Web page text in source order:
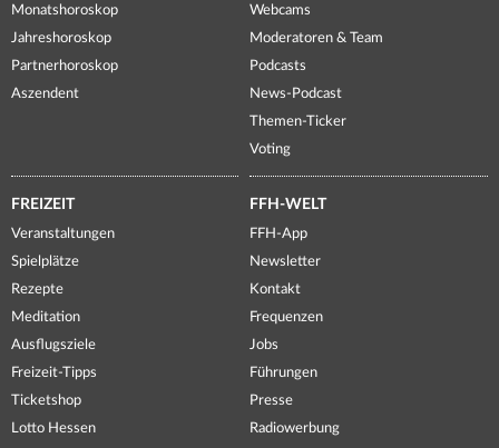
Monatshoroskop
Jahreshoroskop
Partnerhoroskop
Aszendent
Webcams
Moderatoren & Team
Podcasts
News-Podcast
Themen-Ticker
Voting
FREIZEIT
Veranstaltungen
Spielplätze
Rezepte
Meditation
Ausflugsziele
Freizeit-Tipps
Ticketshop
Lotto Hessen
FFH-WELT
FFH-App
Newsletter
Kontakt
Frequenzen
Jobs
Führungen
Presse
Radiowerbung